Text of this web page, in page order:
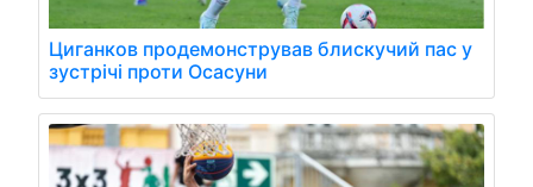
Циганков продемонстрував блискучий пас у
зустрічі проти Осасуни